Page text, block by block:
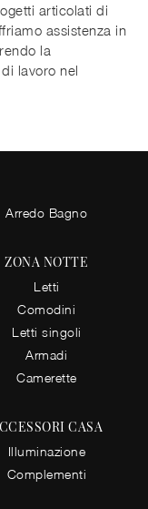
articolati di
assistenza in
la
lavoro nel
Arredo Bagno
ZONA NOTTE
Letti
Comodini
Letti singoli
Armadi
Camerette
CASA
Illuminazione
Complementi